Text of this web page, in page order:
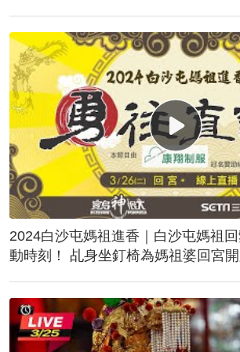
2024白沙屯媽祖進香｜白沙屯媽祖
動時刻！ 乩身坐釘椅為媽祖婆回宮